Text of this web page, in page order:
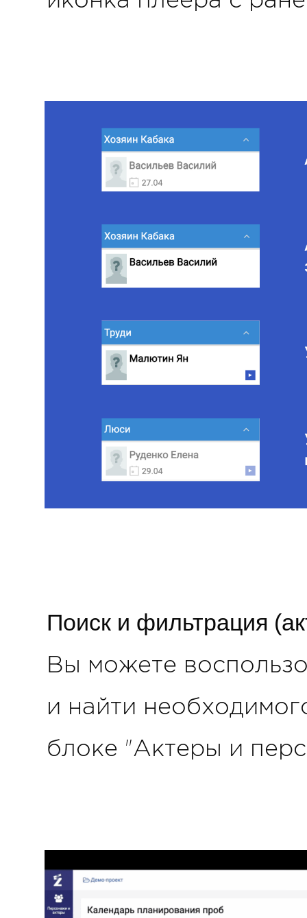
Поиск и фильтрация
Вы можете
и найти
блоке "Актеры и